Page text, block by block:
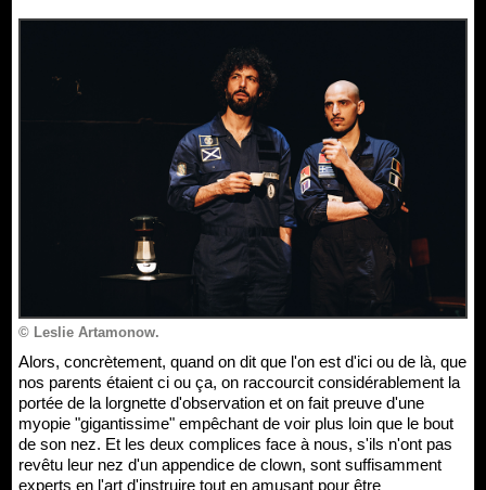
© Leslie Artamonow.
Alors, concrètement, quand on dit que l'on est d'ici ou de là, que
nos parents étaient ci ou ça, on raccourcit considérablement la
portée de la lorgnette d'observation et on fait preuve d'une
myopie "gigantissime" empêchant de voir plus loin que le bout
de son nez. Et les deux complices face à nous, s'ils n'ont pas
revêtu leur nez d'un appendice de clown, sont suffisamment
experts en l'art d'instruire tout en amusant pour être